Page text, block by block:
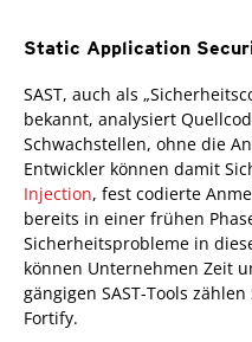
Static Application
SAST, auch als
bekannt, analysiert
Schwachstellen, ohne die
Entwickler können damit
Injection, fest codierte
bereits in einer frühen
Sicherheitsprobleme in
können Unternehmen Zeit
gängigen SAST-Tools
Fortify.